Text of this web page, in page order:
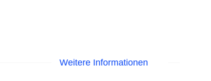
Weitere Informationen